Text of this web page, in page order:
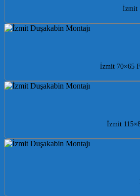
İzmit
İzmit 70×65
İzmit